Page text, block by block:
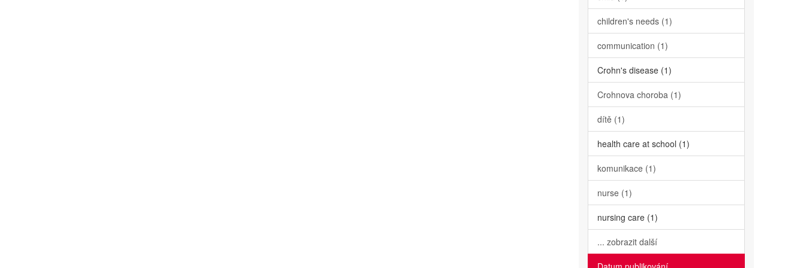
children's needs (1)
communication (1)
Crohn's disease (1)
Crohnova choroba (1)
dítě (1)
health care at school (1)
komunikace (1)
nurse (1)
nursing care (1)
... zobrazit další